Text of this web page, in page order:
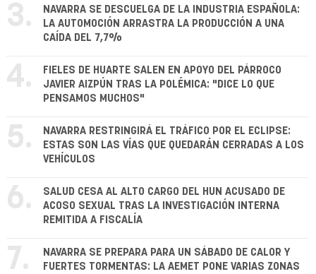
3.
NAVARRA SE DESCUELGA DE LA INDUSTRIA ESPAÑOLA:
LA AUTOMOCIÓN ARRASTRA LA PRODUCCIÓN A UNA
CAÍDA DEL 7,7%
4.
FIELES DE HUARTE SALEN EN APOYO DEL PÁRROCO
JAVIER AIZPÚN TRAS LA POLÉMICA: "DICE LO QUE
PENSAMOS MUCHOS"
5.
NAVARRA RESTRINGIRÁ EL TRÁFICO POR EL ECLIPSE:
ESTAS SON LAS VÍAS QUE QUEDARÁN CERRADAS A LOS
VEHÍCULOS
6.
SALUD CESA AL ALTO CARGO DEL HUN ACUSADO DE
ACOSO SEXUAL TRAS LA INVESTIGACIÓN INTERNA
REMITIDA A FISCALÍA
7.
NAVARRA SE PREPARA PARA UN SÁBADO DE CALOR Y
FUERTES TORMENTAS: LA AEMET PONE VARIAS ZONAS